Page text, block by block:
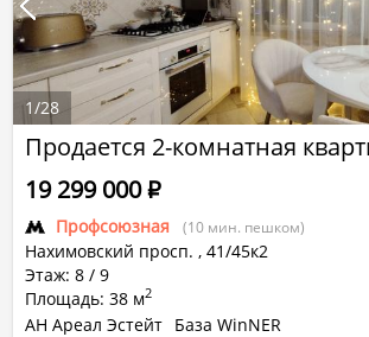
Продается 2-комнатная
Профсоюзная (10 мин. пешком)
Нахимовский просп. , 41/45к2
Этаж: 8 / 9
Площадь: 38 м2
19 299 000Р
АН Ареал Эстейт База WinNER
1/28